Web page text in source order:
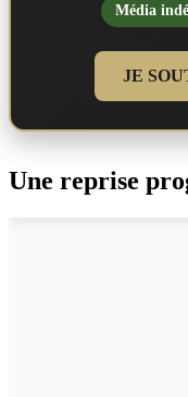
Média
JE
Une reprise